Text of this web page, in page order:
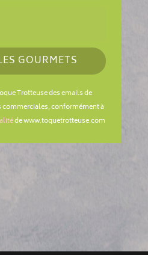
GOURMETS
Trotteuse des emails de
conformément à
de www.toquetrotteuse.com